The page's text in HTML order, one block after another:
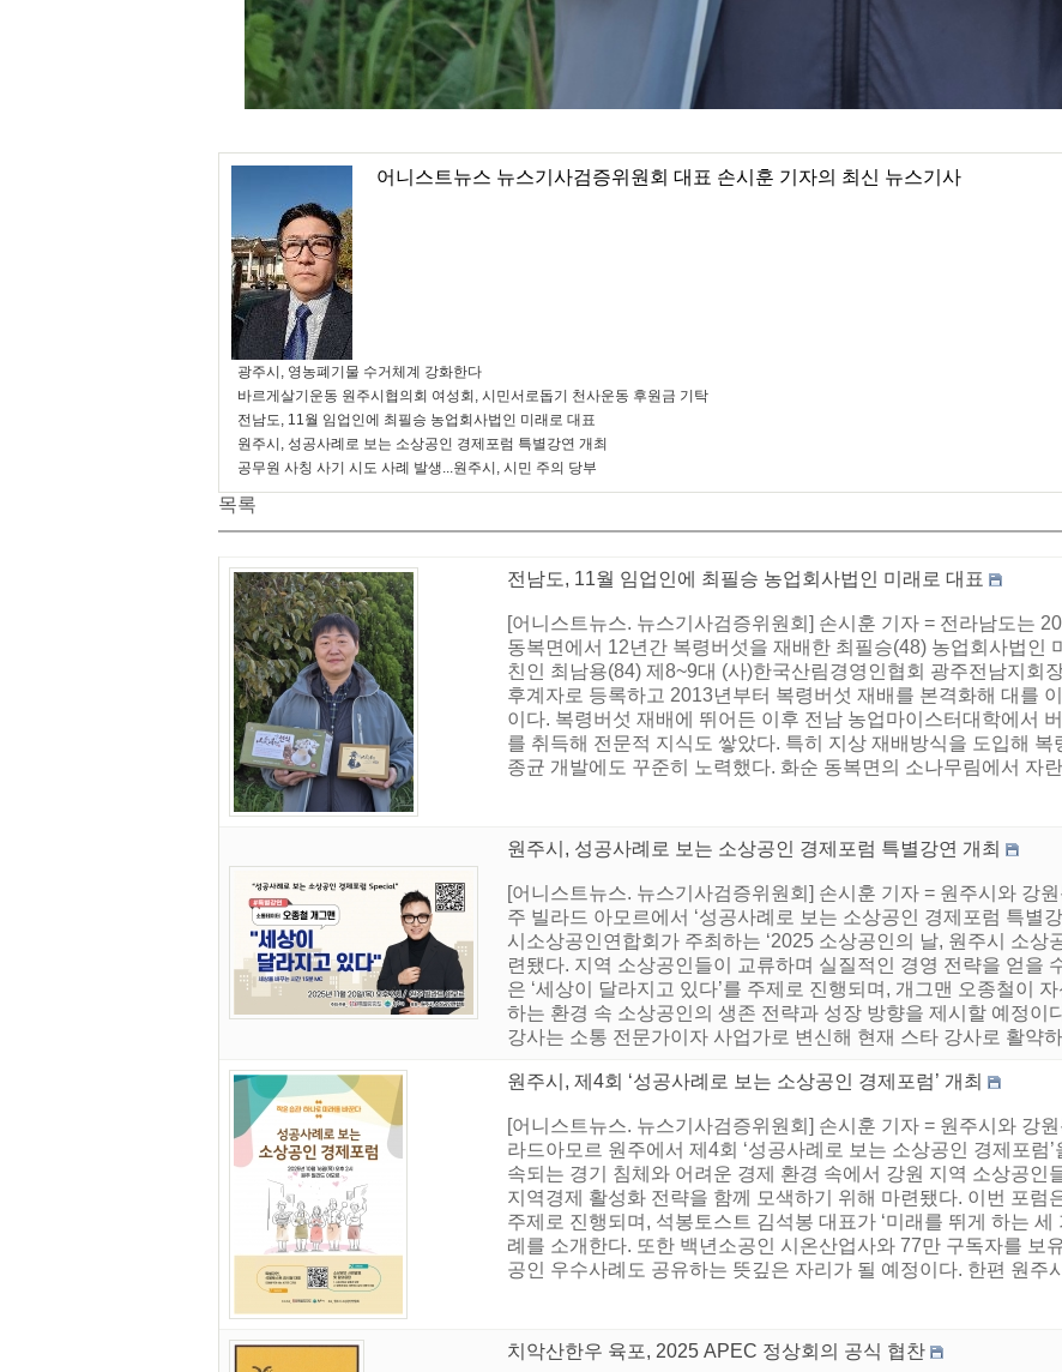
어니스트뉴스 뉴스기사검증위원회 대표 손시훈 기자의 최신 뉴스기사
광주시, 영농폐기물 수거체계 강화한다
바르게살기운동 원주시협의회 여성회, 시민서로돕기 천사운동 후원금 기탁
전남도, 11월 임업인에 최필승 농업회사법인 미래로 대표
원주시, 성공사례로 보는 소상공인 경제포럼 특별강연 개최
공무원 사칭 사기 시도 사례 발생...원주시, 시민 주의 당부
목록
전남도, 11월 임업인에 최필승 농업회사법인 미래로 대표
[어니스트뉴스. 뉴스기사검증위원회] 손시훈 기자 = 전라남도는
동복면에서 12년간 복령버섯을 재배한 최필승(48) 농업회사법인
친인 최남용(84) 제8~9대 (사)한국산림경영인협회 광주전남지회
후계자로 등록하고 2013년부터 복령버섯 재배를 본격화해 대를
이다. 복령버섯 재배에 뛰어든 이후 전남 농업마이스터대학에서
를 취득해 전문적 지식도 쌓았다. 특히 지상 재배방식을 도입해 복
종균 개발에도 꾸준히 노력했다. 화순 동복면의 소나무림에서 자
원주시, 성공사례로 보는 소상공인 경제포럼 특별강연 개최
[어니스트뉴스. 뉴스기사검증위원회] 손시훈 기자 = 원주시와 강
주 빌라드 아모르에서 ‘성공사례로 보는 소상공인 경제포럼 특별
시소상공인연합회가 주최하는 ‘2025 소상공인의 날, 원주시 소상
련됐다. 지역 소상공인들이 교류하며 실질적인 경영 전략을 얻을
은 ‘세상이 달라지고 있다’를 주제로 진행되며, 개그맨 오종철이
하는 환경 속 소상공인의 생존 전략과 성장 방향을 제시할 예정이
강사는 소통 전문가이자 사업가로 변신해 현재 스타 강사로 활약
원주시, 제4회 ‘성공사례로 보는 소상공인 경제포럼’ 개최
[어니스트뉴스. 뉴스기사검증위원회] 손시훈 기자 = 원주시와 강
라드아모르 원주에서 제4회 ‘성공사례로 보는 소상공인 경제포럼
속되는 경기 침체와 어려운 경제 환경 속에서 강원 지역 소상공인
지역경제 활성화 전략을 함께 모색하기 위해 마련됐다. 이번 포럼
주제로 진행되며, 석봉토스트 김석봉 대표가 ‘미래를 뛰게 하는
례를 소개한다. 또한 백년소공인 시온산업사와 77만 구독자를 보
공인 우수사례도 공유하는 뜻깊은 자리가 될 예정이다. 한편 원주
치악산한우 육포, 2025 APEC 정상회의 공식 협찬